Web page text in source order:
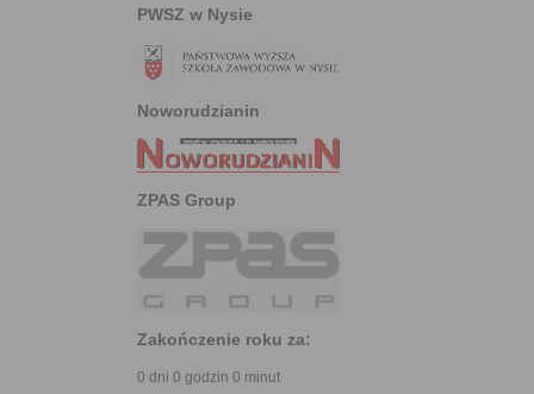
PWSZ w Nysie
Noworudzianin
ZPAS Group
Zakończenie roku za:
0 dni 0 godzin 0 minut